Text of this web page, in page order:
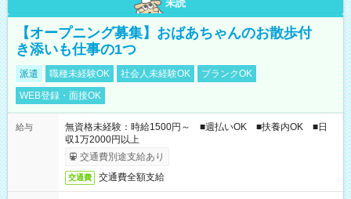
未読
【オープニング募集】おばあちゃんのお散歩付
き添いも仕事の1つ
派遣 職種未経験OK 社会人未経験OK
ブランクOK
WEB登録・面接OK
給与
無資格未経験：時給1500円～ ■週払いOK ■扶養内OK ■日
収1万2000円以上
交通費別途支給あり
交通費 交通費全額支給